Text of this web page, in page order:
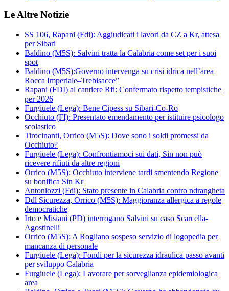
Le Altre Notizie
SS 106, Rapani (Fdi): Aggiudicati i lavori da CZ a Kr, attesa
per Sibari
Baldino (M5S): Salvini tratta la Calabria come set per i suoi
spot
Baldino (M5S):Governo intervenga su crisi idrica nell’area
Rocca Imperiale–Trebisacce”
Rapani (FDI) al cantiere Rfi: Confermato rispetto tempistiche
per 2026
Furgiuele (Lega): Bene Cipess su Sibari-Co-Ro
Occhiuto (FI): Presentato emendamento per istituire psicologo
scolastico
Tirocinanti, Orrico (M5S): Dove sono i soldi promessi da
Occhiuto?
Furgiuele (Lega): Confrontiamoci sui dati, Sin non può
ricevere rifiuti da altre regioni
Orrico (M5S): Occhiuto interviene tardi smentendo Regione
su bonifica Sin Kr
Antoniozzi (Fdi): Stato presente in Calabria contro ndrangheta
Ddl Sicurezza, Orrico (M5S): Maggioranza allergica a regole
democratiche
Irto e Misiani (PD) interrogano Salvini su caso Scarcella-
Agostinelli
Orrico (M5S): A Rogliano sospeso servizio di logopedia per
mancanza di personale
Furgiuele (Lega): Fondi per la sicurezza idraulica passo avanti
per sviluppo Calabria
Furgiuele (Lega): Lavorare per sorveglianza epidemiologica
area